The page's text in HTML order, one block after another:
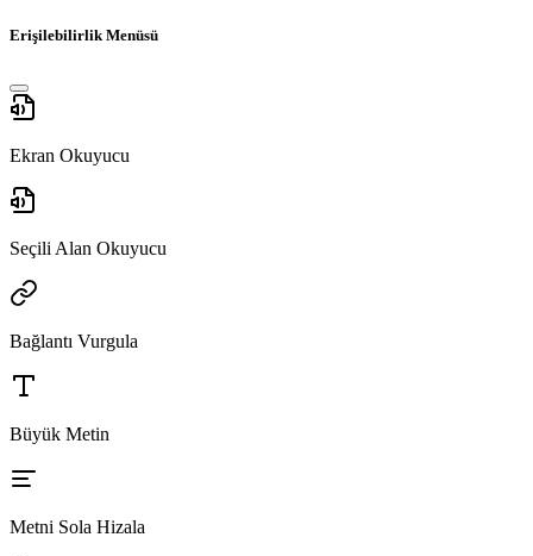
Erişilebilirlik Menüsü
Ekran Okuyucu
Seçili Alan Okuyucu
Bağlantı Vurgula
Büyük Metin
Metni Sola Hizala